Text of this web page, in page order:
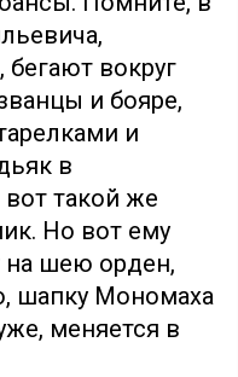
вокруг
и бояре,
и
в
такой же
Но вот ему
на шею орден,
шапку Мономаха
меняется в